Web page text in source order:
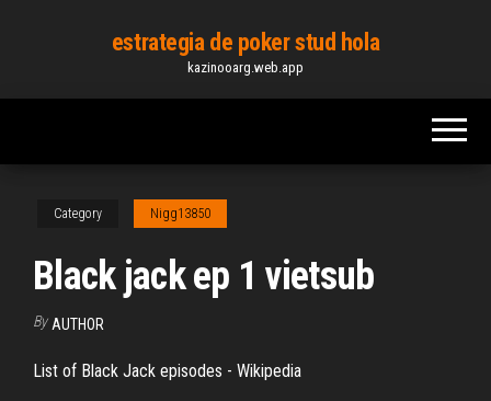
content
estrategia de poker stud hola
kazinooarg.web.app
Category Nigg13850
Black jack ep 1 vietsub
By AUTHOR
List of Black Jack episodes - Wikipedia